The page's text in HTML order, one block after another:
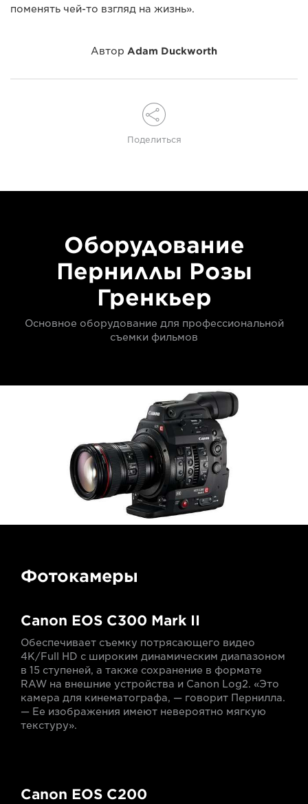
поменять чей-то взгляд на жизнь».
Автор Adam Duckworth
Поделиться
Оборудование
Перниллы Розы
Гренкьер
Основное оборудование для профессиональной
съемки фильмов
Фотокамеры
Canon EOS C300 Mark II
Обеспечивает съемку потрясающего видео
4K/Full HD с широким динамическим диапазоном
в 15 ступеней, а также сохранение в формате
RAW на внешние устройства и Canon Log2. «Это
камера для кинематографа, — говорит Пернилла.
— Ее изображения имеют невероятно мягкую
текстуру».
Canon EOS C200